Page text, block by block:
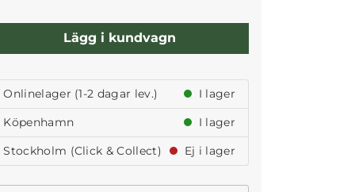
Lägg i kundvagn
Onlinelager (1-2 dagar lev.)
I lager
Köpenhamn
I lager
Stockholm (Click & Collect)
Ej i lager